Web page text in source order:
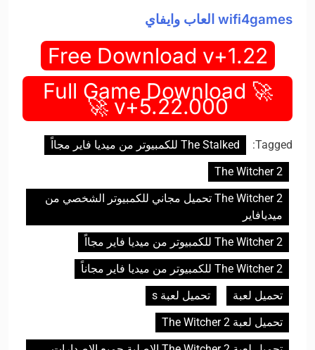
wifi4games العاب وايفاي
Free Download v+1.22
🚀 Full Game Download
v+5.22.000 🚀
Tagged:
The Stalked للكمبيوتر من ميديا فاير مجااً
The Witcher 2
The Witcher 2 تحميل مجاني للكمبيوتر الشخصي من
ميديافاير
The Witcher 2 للكمبيوتر من ميديا فاير مجااً
The Witcher 2 للكمبيوتر من ميديا فاير مجاناً
تحميل لعبة
تحميل لعبة s
تحميل لعبة The Witcher 2